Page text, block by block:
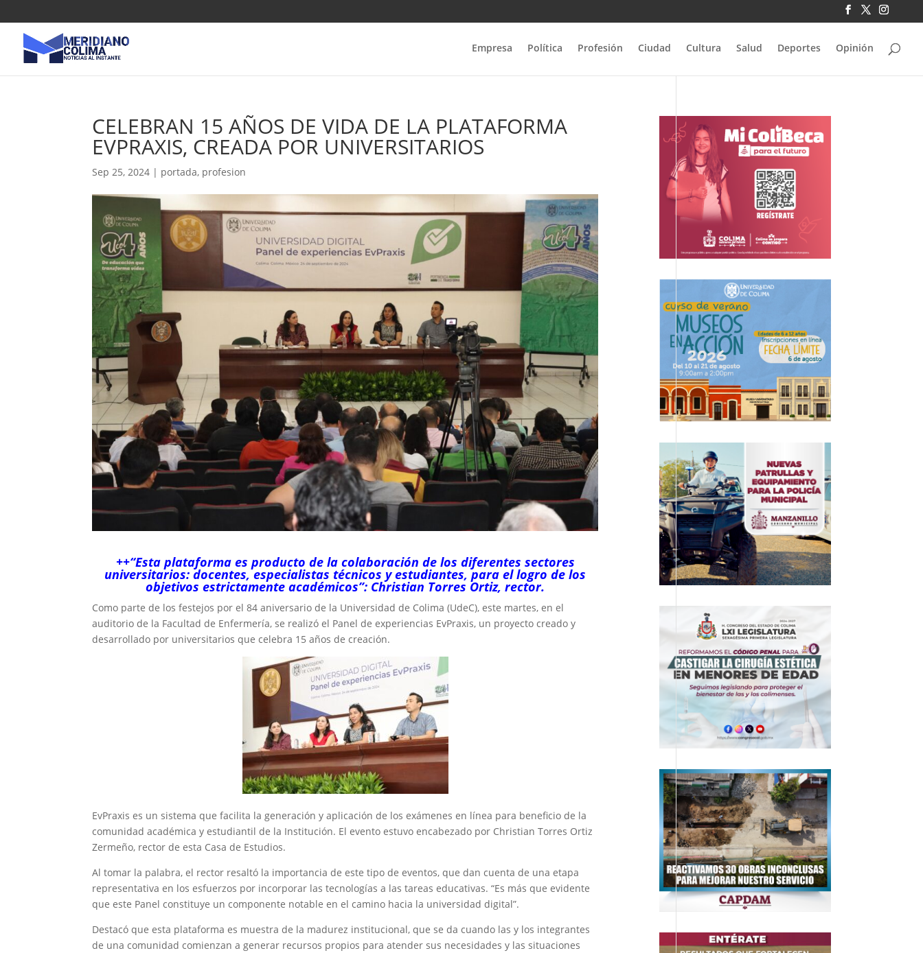
Empresa Política Profesión Ciudad Cultura Salud Deportes Opinión
CELEBRAN 15 AÑOS DE VIDA DE LA PLATAFORMA
EVPRAXIS, CREADA POR UNIVERSITARIOS
Sep 25, 2024 | portada, profesion
++“Esta plataforma es producto de la colaboración de los diferentes sectores
universitarios: docentes, especialistas técnicos y estudiantes, para el logro de los
objetivos estrictamente académicos”: Christian Torres Ortiz, rector.
Como parte de los festejos por el 84 aniversario de la Universidad de Colima (UdeC), este martes, en el
auditorio de la Facultad de Enfermería, se realizó el Panel de experiencias EvPraxis, un proyecto creado y
desarrollado por universitarios que celebra 15 años de creación.
EvPraxis es un sistema que facilita la generación y aplicación de los exámenes en línea para beneficio de la
comunidad académica y estudiantil de la Institución. El evento estuvo encabezado por Christian Torres Ortiz
Zermeño, rector de esta Casa de Estudios.
Al tomar la palabra, el rector resaltó la importancia de este tipo de eventos, que dan cuenta de una etapa
representativa en los esfuerzos por incorporar las tecnologías a las tareas educativas. “Es más que evidente
que este Panel constituye un componente notable en el camino hacia la universidad digital”.
Destacó que esta plataforma es muestra de la madurez institucional, que se da cuando las y los integrantes
de una comunidad comienzan a generar recursos propios para atender sus necesidades y las situaciones